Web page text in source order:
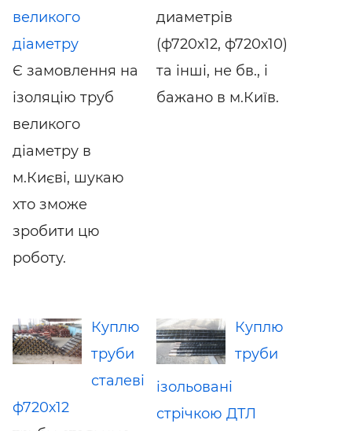
великого
діаметру
Є замовлення на
ізоляцію труб
великого
діаметру в
м.Києві, шукаю
хто зможе
зробити цю
роботу.
диаметрів
(ф720х12, ф720х10)
та інші, не бв., і
бажано в м.Київ.
Куплю
труби
сталеві
ф720х12
Куплю
труби
ізольовані
стрічкою ДТЛ